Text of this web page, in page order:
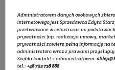
Administratorem danych osobowych
internetowego jest Sprzedawca Edyta
przetwarzane w celach oraz na
prywatności (np. realizacja umowy,
prywatnościzawiera pełną informację na
administratora wraz z prawami
Szybki kontakt z administratorem:
tel.:+48 732 728 888